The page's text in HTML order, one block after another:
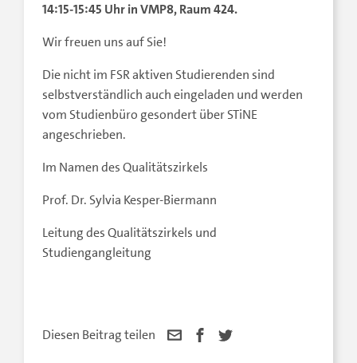
14:15-15:45 Uhr in VMP8, Raum 424.
Wir freuen uns auf Sie!
Die nicht im FSR aktiven Studierenden sind
selbstverständlich auch eingeladen und werden
vom Studienbüro gesondert über STiNE
angeschrieben.
Im Namen des Qualitätszirkels
Prof. Dr. Sylvia Kesper-Biermann
Leitung des Qualitätszirkels und
Studiengangleitung
Diesen Beitrag teilen